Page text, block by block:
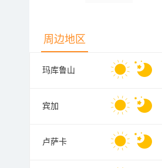
周边地区
玛库鲁山
宾加
卢萨卡